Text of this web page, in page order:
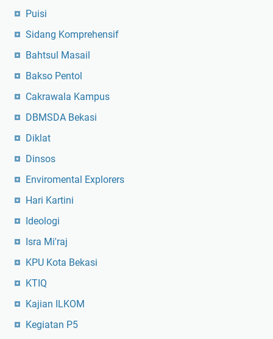
Puisi
Sidang Komprehensif
Bahtsul Masail
Bakso Pentol
Cakrawala Kampus
DBMSDA Bekasi
Diklat
Dinsos
Enviromental Explorers
Hari Kartini
Ideologi
Isra Mi'raj
KPU Kota Bekasi
KTIQ
Kajian ILKOM
Kegiatan P5